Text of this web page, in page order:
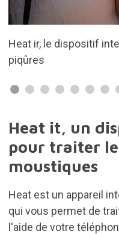
soigner les
Heat it, un
pour traiter
moustiques
Heat est un appareil
qui vous permet de
l'aide de votre